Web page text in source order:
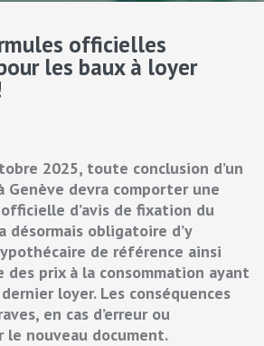
officielles
les baux à loyer
2025, toute conclusion d’un
Genève devra comporter une
d’avis de fixation du
désormais obligatoire d’y
de référence ainsi
des prix à la consommation ayant
loyer. Les conséquences
en cas d’erreur ou
le nouveau document.